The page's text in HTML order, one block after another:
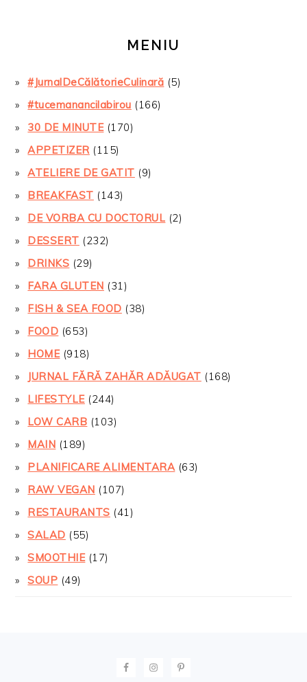
MENIU
#JurnalDeCălătorieCulinară (5)
#tucemanancilabirou (166)
30 DE MINUTE(170)
APPETIZER(115)
ATELIERE DE GATIT (9)
BREAKFAST (143)
DE VORBA CU DOCTORUL (2)
DESSERT (232)
DRINKS (29)
FARA GLUTEN (31)
FISH & SEA FOOD (38)
FOOD (653)
HOME(918)
JURNAL FĂRĂ ZAHĂR ADĂUGAT (168)
LIFESTYLE(244)
LOW CARB (103)
MAIN (189)
PLANIFICARE ALIMENTARA(63)
RAW VEGAN (107)
RESTAURANTS (41)
SALAD (55)
SMOOTHIE(17)
SOUP (49)